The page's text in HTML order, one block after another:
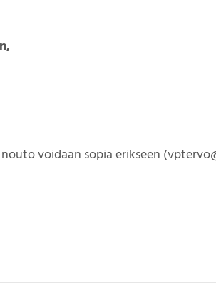
voidaan sopia erikseen